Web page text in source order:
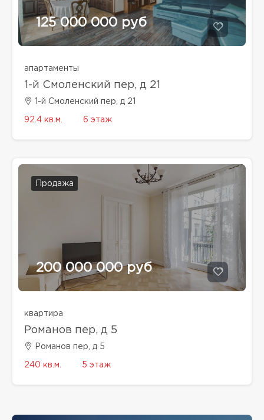
125 000 000 руб
апартаменты
1-й Смоленский пер, д 21
1-й Смоленский пер, д 21
92.4 кв.м. 6 этаж
Продажа
200 000 000 руб
квартира
Романов пер, д 5
Романов пер, д 5
240 кв.м. 5 этаж